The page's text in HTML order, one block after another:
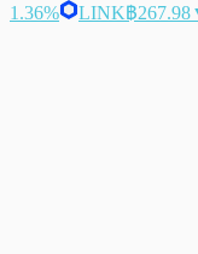
1.36%
LINK฿267.98